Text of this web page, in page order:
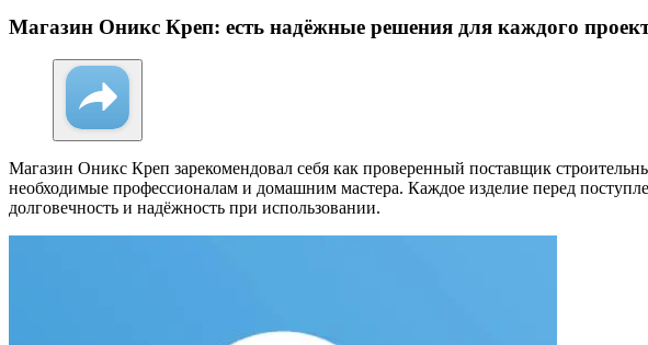
Магазин Оникс Креп: есть надёжные решения для каждого
Магазин Оникс Креп зарекомендовал себя как проверенный поставщик
необходимые профессионалам и домашним мастера. Каждое изделие перед
долговечность и надёжность при использовании.